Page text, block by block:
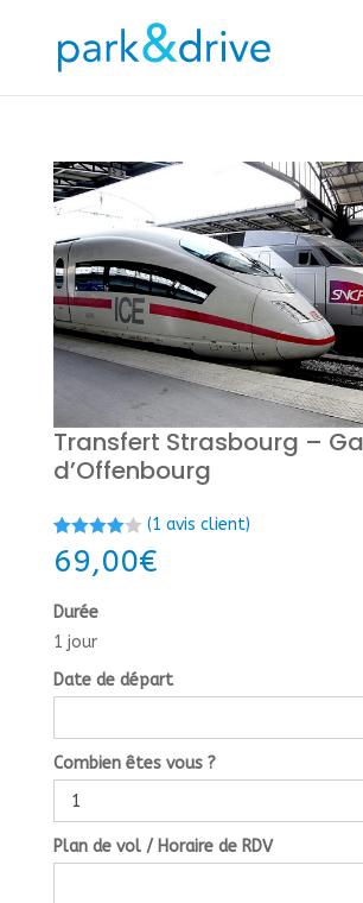
Transfert Strasbourg –
d’Offenbourg
Noté
4.00
sur 5
1
notation
client
(1 avis client)
69,00€
Durée
1 jour
Date de départ
Combien êtes vous ?
Plan de vol / Horaire de RDV